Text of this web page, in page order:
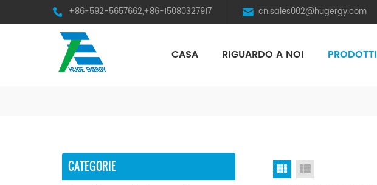
+86-592-5657662,+86-15080327917 cn.sales002@hugergy.com
CASA RIGUARDO A NOI PRODOTTI
CATEGORIE Vista a griglia